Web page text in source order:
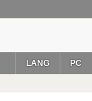
PC
LANG